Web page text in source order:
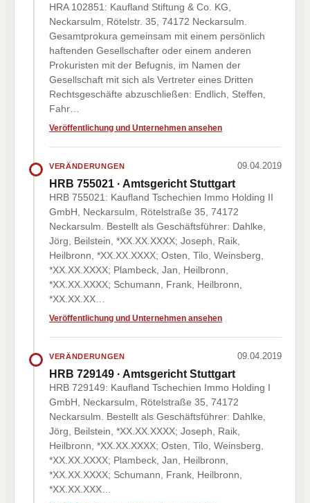
HRA 102851: Kaufland Stiftung & Co. KG,
Neckarsulm, Rötelstr. 35, 74172 Neckarsulm.
Gesamtprokura gemeinsam mit einem persönlich
haftenden Gesellschafter oder einem anderen
Prokuristen mit der Befugnis, im Namen der
Gesellschaft mit sich als Vertreter eines Dritten
Rechtsgeschäfte abzuschließen: Endlich, Steffen,
Fahr…
Veröffentlichung und Unternehmen ansehen
VERÄNDERUNGEN 09.04.2019
HRB 755021 · Amtsgericht Stuttgart
HRB 755021: Kaufland Tschechien Immo Holding II
GmbH, Neckarsulm, Rötelstraße 35, 74172
Neckarsulm. Bestellt als Geschäftsführer: Dahlke,
Jörg, Beilstein, *XX.XX.XXXX; Joseph, Raik,
Heilbronn, *XX.XX.XXXX; Osten, Tilo, Weinsberg,
*XX.XX.XXXX; Plambeck, Jan, Heilbronn,
*XX.XX.XXXX; Schumann, Frank, Heilbronn,
*XX.XX.XX…
Veröffentlichung und Unternehmen ansehen
VERÄNDERUNGEN 09.04.2019
HRB 729149 · Amtsgericht Stuttgart
HRB 729149: Kaufland Tschechien Immo Holding I
GmbH, Neckarsulm, Rötelstraße 35, 74172
Neckarsulm. Bestellt als Geschäftsführer: Dahlke,
Jörg, Beilstein, *XX.XX.XXXX; Joseph, Raik,
Heilbronn, *XX.XX.XXXX; Osten, Tilo, Weinsberg,
*XX.XX.XXXX; Plambeck, Jan, Heilbronn,
*XX.XX.XXXX; Schumann, Frank, Heilbronn,
*XX.XX.XXX…